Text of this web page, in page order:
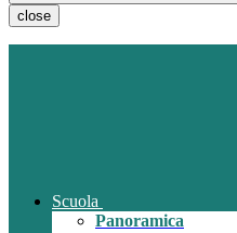
close
Scuola
Panoramica